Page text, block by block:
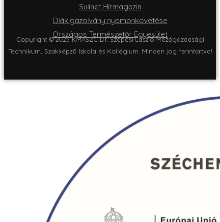
Sulinet Hírmagazin
Diákigazolvány nyomonkövetése
Országos Természetőr Egyesület
Copyright © 2023 KMASZC Dr. Szepesi László Mezőgazdasági
Technikum, Szakképző Iskola és Kollégium. Minden jog fenntartva!